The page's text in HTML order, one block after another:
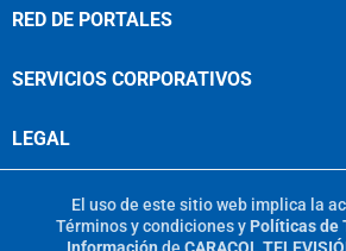
RED DE PORTALES
SERVICIOS CORPORATIVOS
LEGAL
El uso de este sitio web implica la
Términos y condicionesy Políticas de